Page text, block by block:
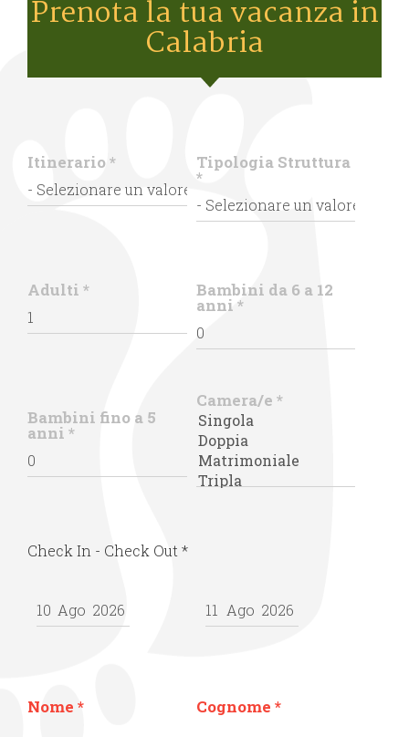
Prenota la tua vacanza in
Calabria
Itinerario* Tipologia Struttura
*
Adulti * Bambini da 6 a 12
anni *
Bambini fino a 5
anni *
Camera/e *
Check In - Check Out *
Nome * Cognome *